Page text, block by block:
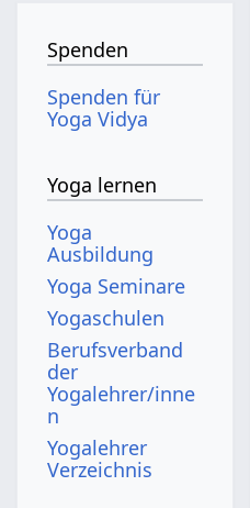
Spenden
Spenden für
Yoga Vidya
Yoga lernen
Yoga
Ausbildung
Yoga Seminare
Yogaschulen
Berufsverband
der
Yogalehrer/inne
n
Yogalehrer
Verzeichnis